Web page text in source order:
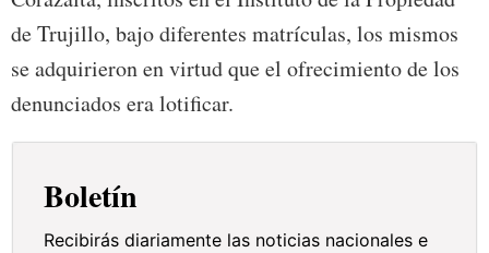
de Trujillo, bajo diferentes matrículas, los mismos
se adquirieron en virtud que el ofrecimiento de los
denunciados era lotificar.
Boletín
Recibirás diariamente las noticias nacionales e